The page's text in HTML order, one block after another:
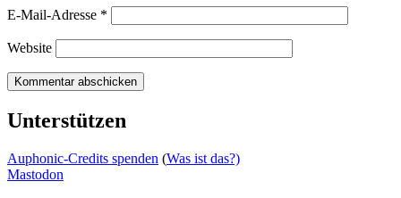
E-Mail-Adresse *
Website
Unterstützen
Auphonic-Credits spenden (Was ist das?)
Mastodon